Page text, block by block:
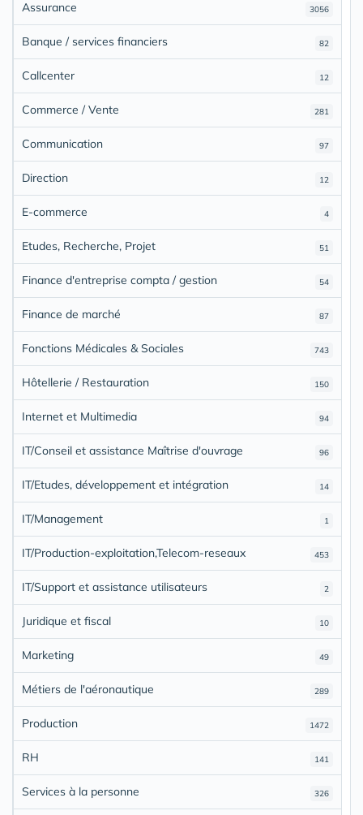
3056
Assurance
82
Banque / services financiers
12
Callcenter
281
Commerce / Vente
97
Communication
12
Direction
4
E-commerce
51
Etudes, Recherche, Projet
54
Finance d'entreprise compta / gestion
87
Finance de marché
743
Fonctions Médicales & Sociales
150
Hôtellerie / Restauration
94
Internet et Multimedia
96
IT/Conseil et assistance Maîtrise d'ouvrage
14
IT/Etudes, développement et intégration
1
IT/Management
453
IT/Production-exploitation,Telecom-reseaux
2
IT/Support et assistance utilisateurs
10
Juridique et fiscal
49
Marketing
289
Métiers de l'aéronautique
1472
Production
141
RH
326
Services à la personne